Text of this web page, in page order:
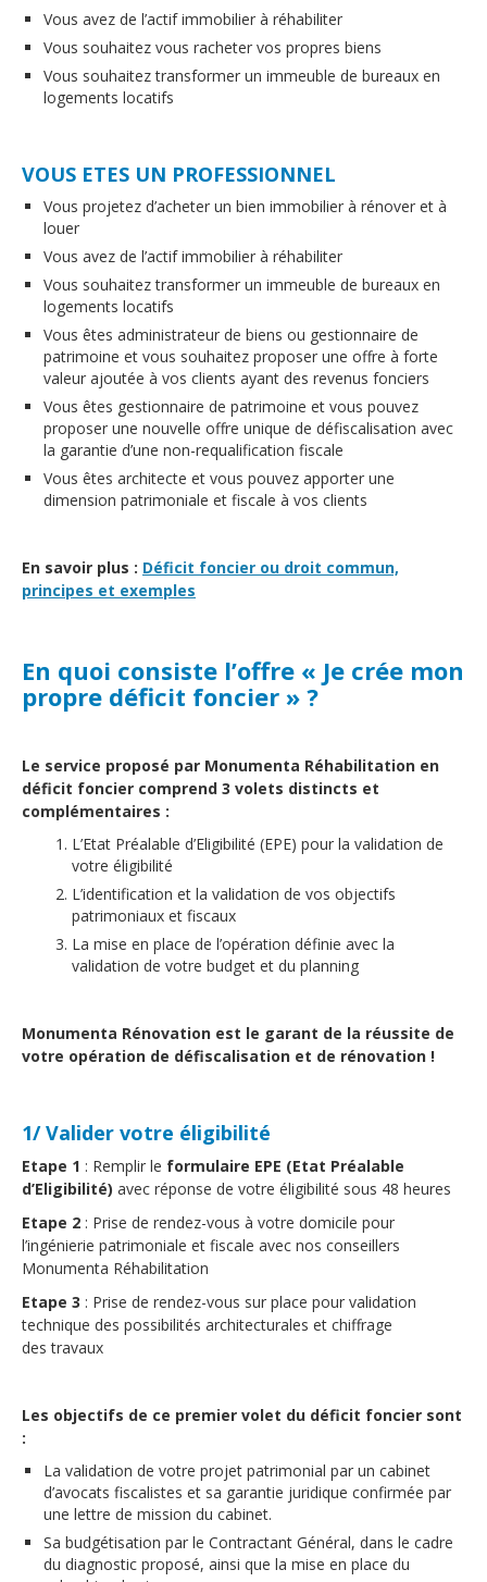
Vous avez de l’actif immobilier à réhabiliter
Vous souhaitez vous racheter vos propres biens
Vous souhaitez transformer un immeuble de bureaux en
logements locatifs
VOUS ETES UN PROFESSIONNEL
Vous projetez d’acheter un bien immobilier à rénover et à
louer
Vous avez de l’actif immobilier à réhabiliter
Vous souhaitez transformer un immeuble de bureaux en
logements locatifs
Vous êtes administrateur de biens ou gestionnaire de
patrimoine et vous souhaitez proposer une offre à forte
valeur ajoutée à vos clients ayant des revenus fonciers
Vous êtes gestionnaire de patrimoine et vous pouvez
proposer une nouvelle offre unique de défiscalisation avec
la garantie d’une non-requalification fiscale
Vous êtes architecte et vous pouvez apporter une
dimension patrimoniale et fiscale à vos clients
En savoir plus : Déficit foncier ou droit commun,
principes et exemples
En quoi consiste l’offre « Je crée mon
propre déficit foncier » ?
Le service proposé par Monumenta Réhabilitation en
déficit foncier comprend 3 volets distincts et
complémentaires :
L’Etat Préalable d’Eligibilité (EPE) pour la validation de
votre éligibilité
L’identification et la validation de vos objectifs
patrimoniaux et fiscaux
La mise en place de l’opération définie avec la
validation de votre budget et du planning
Monumenta Rénovation est le garant de la réussite de
votre opération de défiscalisation et de rénovation !
1/ Valider votre éligibilité
Etape 1 : Remplir le formulaire EPE (Etat Préalable
d’Eligibilité) avec réponse de votre éligibilité sous 48 heures
Etape 2 : Prise de rendez-vous à votre domicile pour
l’ingénierie patrimoniale et fiscale avec nos conseillers
Monumenta Réhabilitation
Etape 3 : Prise de rendez-vous sur place pour validation
technique des possibilités architecturales et chiffrage
des travaux
Les objectifs de ce premier volet du déficit foncier sont
:
La validation de votre projet patrimonial par un cabinet
d’avocats fiscalistes et sa garantie juridique confirmée par
une lettre de mission du cabinet.
Sa budgétisation par le Contractant Général, dans le cadre
du diagnostic proposé, ainsi que la mise en place du